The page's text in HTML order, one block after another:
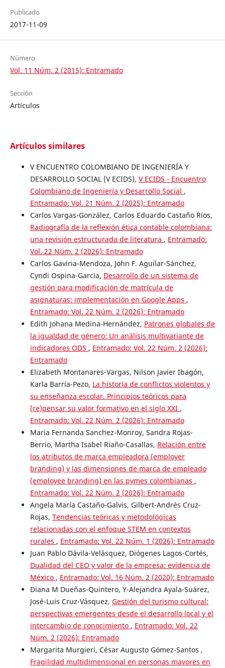
Publicado
2017-11-09
Número
Vol. 11 Núm. 2 (2015): Entramado
Sección
Artículos
Artículos similares
V ENCUENTRO COLOMBIANO DE INGENIERÍA Y
DESARROLLO SOCIAL (V ECIDS), V ECIDS - Encuentro
Colombiano de Ingeniería y Desarrollo Social ,
Entramado: Vol. 21 Núm. 2 (2025): Entramado
Carlos Vargas-González, Carlos Eduardo Castaño Ríos,
Radiografía de la reflexión ética contable colombiana:
una revisión estructurada de literatura , Entramado:
Vol. 22 Núm. 2 (2026): Entramado
Carlos Gaviria-Mendoza, John F. Aguilar-Sánchez,
Cyndi Ospina-Garcia, Desarrollo de un sistema de
gestión para modificación de matrícula de
asignaturas: implementación en Google Apps ,
Entramado: Vol. 22 Núm. 2 (2026): Entramado
Edith Johana Medina-Hernández, Patrones globales de
la igualdad de género: Un análisis multivariante de
indicadores ODS , Entramado: Vol. 22 Núm. 2 (2026):
Entramado
Elizabeth Montanares-Vargas, Nilson Javier Ibagón,
Karla Barría-Pezo, La historia de conflictos violentos y
su enseñanza escolar. Principios teóricos para
(re)pensar su valor formativo en el siglo XXI ,
Entramado: Vol. 22 Núm. 2 (2026): Entramado
Maria Fernanda Sanchez-Monroy, Sandra Rojas-
Berrio, Martha Isabel Riaño-Casallas, Relación entre
los atributos de marca empleadora (employer
branding) y las dimensiones de marca de empleado
(employee branding) en las pymes colombianas ,
Entramado: Vol. 22 Núm. 2 (2026): Entramado
Angela María Castaño-Galvis, Gilbert-Andrés Cruz-
Rojas, Tendencias teóricas y metodológicas
relacionadas con el enfoque STEM en contextos
rurales , Entramado: Vol. 22 Núm. 1 (2026): Entramado
Juan Pablo Dávila-Velásquez, Diógenes Lagos-Cortés,
Dualidad del CEO y valor de la empresa: evidencia de
México , Entramado: Vol. 16 Núm. 2 (2020): Entramado
Diana M Dueñas-Quintero, Y-Alejandra Ayala-Suárez,
José-Luis Cruz-Vásquez, Gestión del turismo cultural:
perspectivas emergentes desde el desarrollo local y el
intercambio de conocimiento , Entramado: Vol. 22
Núm. 2 (2026): Entramado
Margarita Murgieri, César Augusto Gómez-Santos ,
Fragilidad multidimensional en personas mayores en